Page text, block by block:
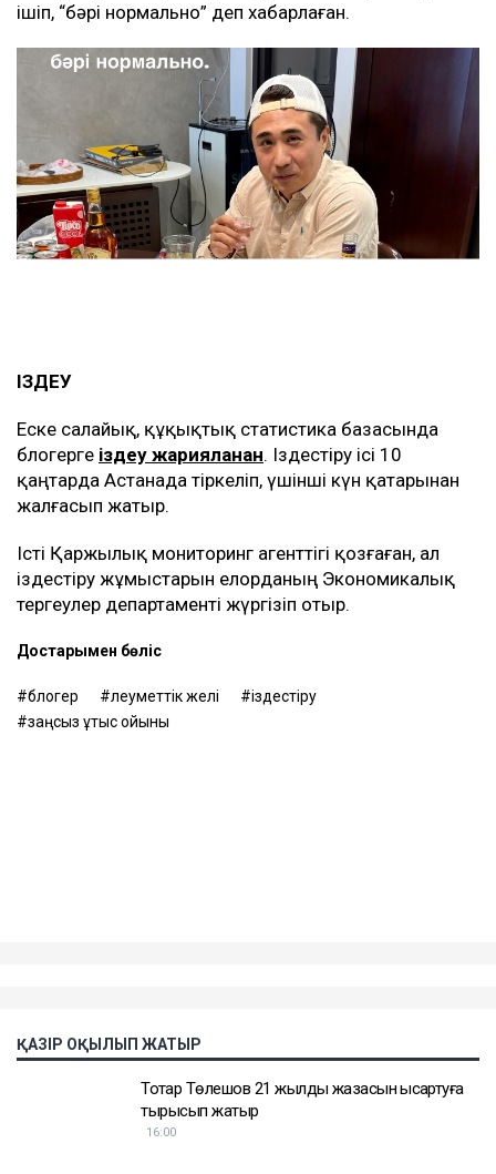
ішіп, “бәрі нормально” деп хабарлаған.
ІЗДЕУ
Еске салайық, құқықтық статистика базасында
блогерге іздеу жарияланған. Іздестіру ісі 10
қаңтарда Астанада тіркеліп, үшінші күн қатарынан
жалғасып жатыр.
Істі Қаржылық мониторинг агенттігі қозғаған, ал
іздестіру жұмыстарын елорданың Экономикалық
тергеулер департаменті жүргізіп отыр.
Достарыңмен бөліс
блогер әлеуметтік желі
іздестіру
заңсыз ұтыс ойыны
ҚАЗІР ОҚЫЛЫП ЖАТЫР
Тоқтар Төлешов 21 жылдық жазасын қысқартуға
тырысып жатыр
16:00